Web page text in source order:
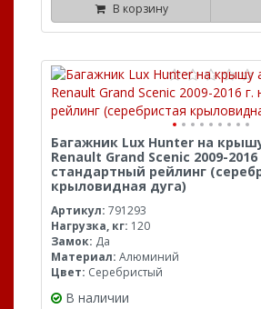
В корзину
Багажник Lux Hunter на
Renault Grand Scenic 2009-2016
стандартный рейлинг
крыловидная дуга)
Артикул: 791293
Нагрузка, кг: 120
Замок: Да
Материал: Алюминий
Цвет: Серебристый
В наличии